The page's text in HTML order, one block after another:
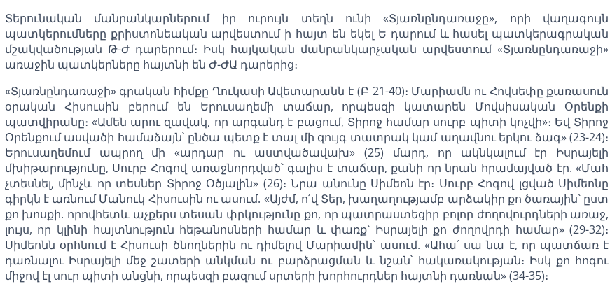
Տերունական մանրանկարներում իր ուրույն տեղն ունի «Տյառնընդառաջը», որի վաղագույն
պատկերումները քրիստոնեական արվեստում ի հայտ են եկել Ե դարում և հասել պատկերագրական
մշակվածության Թ-Ժ դարերում։ Իսկ հայկական մանրանկարչական արվեստում «Տյառնընդառաջի»
առաջին պատկերները հայտնի են Ժ-ԺԱ դարերից։
«Տյառնընդառաջի» գրական հիմքը Ղուկասի Ավետարանն է (Բ 21-40)։ Մարիամն ու Հովսեփը քառասուն
օրական Հիսուսին բերում են Երուսաղեմի տաճար, որպեսզի կատարեն Մովսիսական Օրենքի
պատվիրանը։ «Ամեն արու զավակ, որ արգանդ է բացում, Տիրոջ համար սուրբ պիտի կոչվի»։ Եվ Տիրոջ
Օրենքում ասվածի համաձայն՝ ընծա պետք է տալ մի զույգ տատրակ կամ աղավնու երկու ձագ» (23-24)։
Երուսաղեմում ապրող մի «արդար ու աստվածավախ» (25) մարդ, որ ակնկալում էր Իսրայելի
մխիթարությունը, Սուրբ Հոգով առաջնորդված՝ գալիս է տաճար, քանի որ նրան հրամայված էր. «Մահ
չտեսնել, մինչև որ տեսներ Տիրոջ Օծյալին» (26)։ Նրա անունը Սիմեոն էր։ Սուրբ Հոգով լցված Սիմեոնը
գիրկն է առնում Մանուկ Հիսուսին ու ասում. «Այժմ, ո՛վ Տեր, խաղաղությամբ արձակիր քո ծառային՝ ըստ
քո խոսքի. որովհետև աչքերս տեսան փրկությունը քո, որ պատրաստեցիր բոլոր ժողովուրդների առաջ,
լույս, որ կլինի հայտնություն հեթանոսների համար և փառք՝ Իսրայելի քո ժողովրդի համար» (29-32)։
Սիմեոնն օրհնում է Հիսուսի ծնողներին ու դիմելով Մարիամին՝ ասում. «Ահա՛ սա նա է, որ պատճառ է
դառնալու Իսրայելի մեջ շատերի անկման ու բարձրացման և նշան՝ հակառակության։ Իսկ քո հոգու
միջով էլ սուր պիտի անցնի, որպեսզի բազում սրտերի խորհուրդներ հայտնի դառնան» (34-35)։